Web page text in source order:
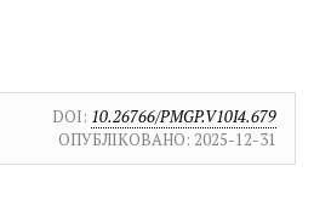
DOI: 10.26766/PMGP.V10I4.679
ОПУБЛІКОВАНО: 2025-12-31